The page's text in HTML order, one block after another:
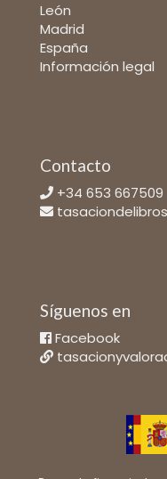
León
Madrid
España
Información legal
Contacto
+34 653 667509
Síguenos en
Facebook